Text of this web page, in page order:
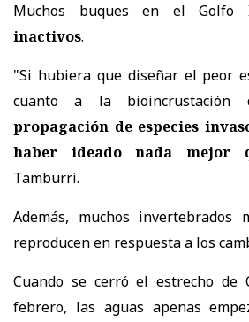
Muchos buques en el Golfo
inactivos.
"Si hubiera que diseñar el peor
cuanto a la
propagación de especies
haber ideado nada mejor
Tamburri.
Además, muchos invertebrados
reproducen en respuesta a los
Cuando se cerró el estrecho de
febrero, las aguas apenas